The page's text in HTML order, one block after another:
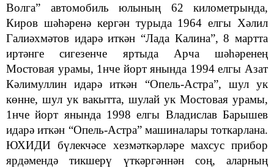
Волга” автомобиль юлының 62 километрында,
Киров шәһәренә кергән турыда 1964 елгы Хәлил
Галиәхмәтов идарә иткән “Лада Калина”, 8 мартта
иртәнге сигезенче яртыда Арча шәһәренең
Мостовая урамы, 1нче йорт янында 1994 елгы Азат
Кәлимуллин идарә иткән “Опель-Астра”, шул ук
көнне, шул ук вакытта, шулай ук Мостовая урамы,
1нче йорт янында 1998 елгы Владислав Барышев
идарә иткән “Опель-Астра” машиналары тоткарлана.
ЮХИДИ бүлекчәсе хезмәткәрләре махсус прибор
ярдәмендә тикшерү үткәргәннән соң, аларның